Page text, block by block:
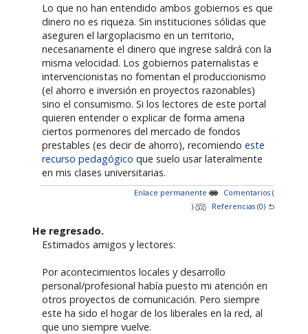
Lo que no han entendido ambos gobiernos es que
dinero no es riqueza. Sin instituciones sólidas que
aseguren el largoplacismo en un territorio,
necesariamente el dinero que ingrese saldrá con la
misma velocidad. Los gobiernos paternalistas e
intervencionistas no fomentan el produccionismo
(el ahorro e inversión en proyectos razonables)
sino el consumismo. Si los lectores de este portal
quieren entender o explicar de forma amena
ciertos pormenores del mercado de fondos
prestables (es decir de ahorro), recomiendoeste
recurso pedagógico que suelo usar lateralmente
en mis clases universitarias.
Enlace permanente
Comentarios (
)
Referencias (0)
He regresado.
Estimados amigos y lectores:
Por acontecimientos locales y desarrollo
personal/profesional había puesto mi atención en
otros proyectos de comunicación. Pero siempre
este ha sido el hogar de los liberales en la red, al
que uno siempre vuelve.